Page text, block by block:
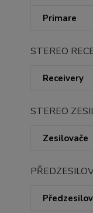
Primare
STEREO
Receivery
STEREO
Zesilovače